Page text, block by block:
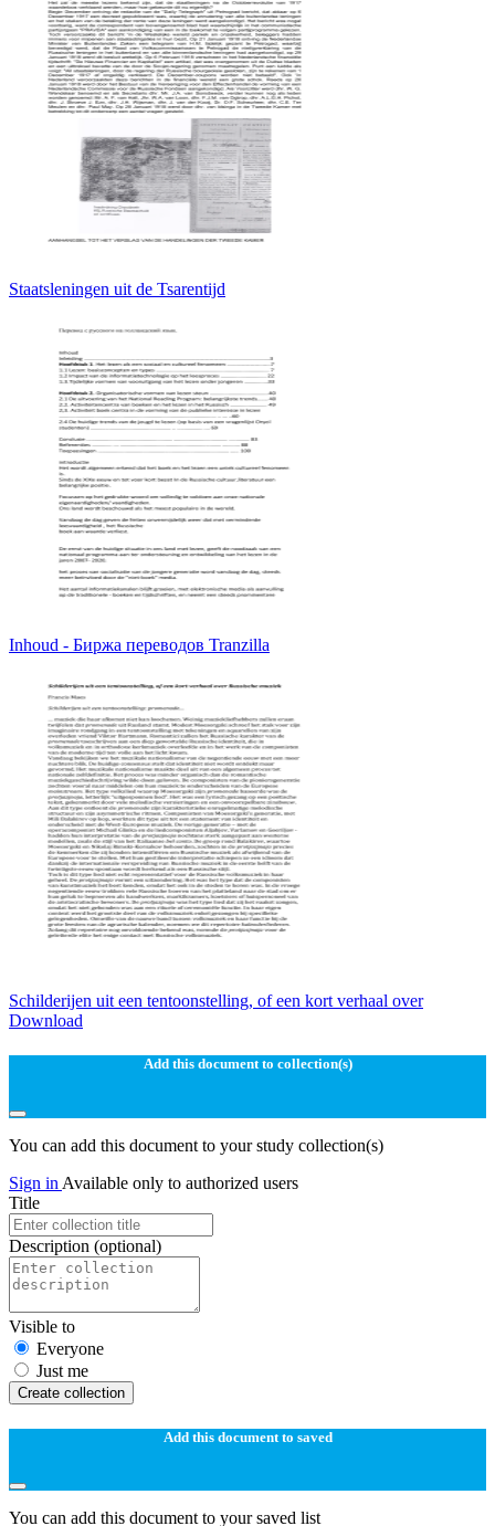
Staatsleningen uit de Tsarentijd
Inhoud - Биржа переводов Tranzilla
Schilderijen uit een tentoonstelling, of een kort verhaal over
Download
Add this document to collection(s)
You can add this document to your study collection(s)
Sign in Available only to authorized users
Title
Description (optional)
Visible to
Everyone
Just me
Create collection
Add this document to saved
You can add this document to your saved list